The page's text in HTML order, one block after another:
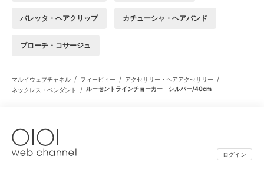
バレッタ・ヘアクリップ カチューシャ・ヘアバンド
ブローチ・コサージュ
マルイウェブチャネル / フィービィー / アクセサリー・ヘアアクセサリー /
ネックレス・ペンダント / ルーセントラインチョーカー シルバー/40cm
ログイン